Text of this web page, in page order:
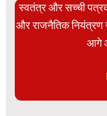
स्वतंत्र और सच्ची
और राजनैतिक नियंत्रण
आगे